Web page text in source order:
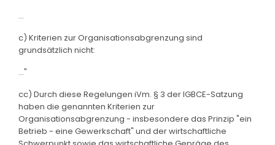
...
c) Kriterien zur Organisationsabgrenzung sind
grundsätzlich nicht:
..."
cc) Durch diese Regelungen iVm. § 3 der IGBCE-Satzung
haben die genannten Kriterien zur
Organisationsabgrenzung - insbesondere das Prinzip "ein
Betrieb - eine Gewerkschaft" und der wirtschaftliche